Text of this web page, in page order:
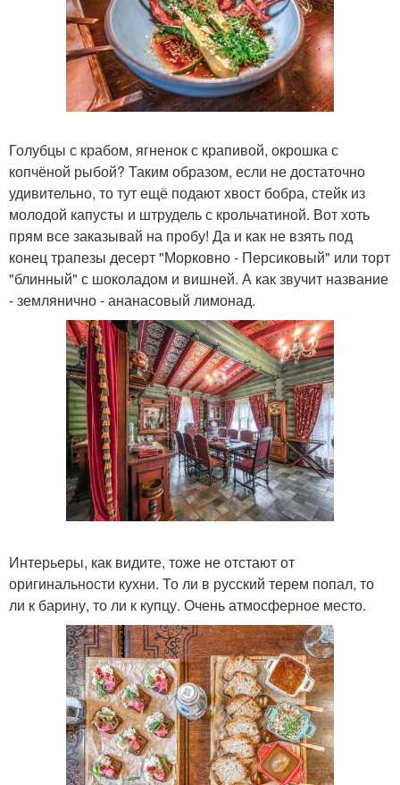
Голубцы с крабом, ягненок с крапивой, окрошка с
копчёной рыбой? Таким образом, если не достаточно
удивительно, то тут ещё подают хвост бобра, стейк из
молодой капусты и штрудель с крольчатиной. Вот хоть
прям все заказывай на пробу! Да и как не взять под
конец трапезы десерт "Морковно - Персиковый" или торт
"блинный" с шоколадом и вишней. А как звучит название
- землянично - ананасовый лимонад.
Интерьеры, как видите, тоже не отстают от
оригинальности кухни. То ли в русский терем попал, то
ли к барину, то ли к купцу. Очень атмосферное место.